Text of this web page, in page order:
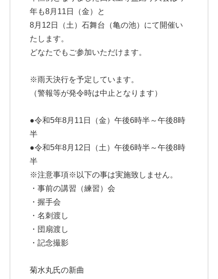
年も8月11日（金）と
8月12日（土）石舞台（亀の池）にて開催い
たします。
どなたでもご参加いただけます。
※雨天決行を予定しています。
（警報等が発令時は中止となります）
●令和5年8月11日（金）午後6時半～午後8時
半
●令和5年8月12日（土）午後6時半～午後8時
半
※注意事項※以下の事は実施致しません。
・事前の講習（練習）会
・握手会
・名刺渡し
・団扇渡し
・記念撮影
菊水丸氏の新曲